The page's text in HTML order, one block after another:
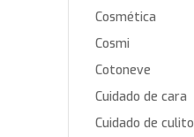
Cosmética
Cosmi
Cotoneve
Cuidado de cara
Cuidado de culito